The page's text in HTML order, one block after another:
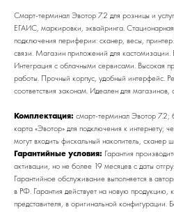
Смарт-терминал Эвотор 7.2 для розницы и
ЕГАИС, маркировки, эквайринга.
подключения периферии: сканер, весы,
связи. Магазин приложений для
Интеграция с облачными сервисами. Высокая
работы. Прочный корпус, удобный интерфейс.
соответствия законам. Идеален для магазинов,
Комплектация: смарт-терминал Эвотор 7.2;
карта «Эвотор» для подключения к интернету;
могут входить фискальный накопитель, сканер
Гарантийные условия: Гарантия
активации, но не более 19 месяцев с даты
Гарантийное обслуживание выполняется в
в РФ. Гарантия действует на новую продукцию,
представителя, в оригинальной конфигурации.